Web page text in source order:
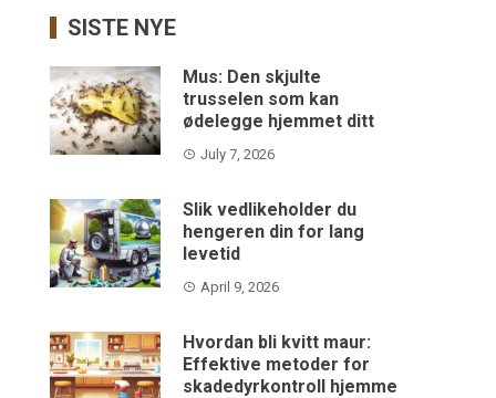
SISTE NYE
Mus: Den skjulte
trusselen som kan
ødelegge hjemmet ditt
July 7, 2026
Slik vedlikeholder du
hengeren din for lang
levetid
April 9, 2026
Hvordan bli kvitt maur:
Effektive metoder for
skadedyrkontroll hjemme